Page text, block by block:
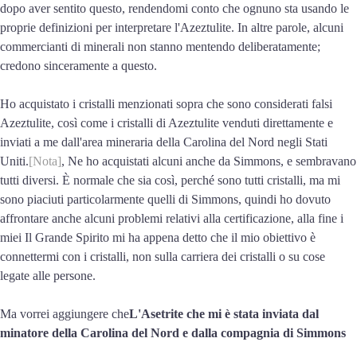
dopo aver sentito questo, rendendomi conto che ognuno sta usando le
proprie definizioni per interpretare l'Azeztulite. In altre parole, alcuni
commercianti di minerali non stanno mentendo deliberatamente;
credono sinceramente a questo.
Ho acquistato i cristalli menzionati sopra che sono considerati falsi
Azeztulite, così come i cristalli di Azeztulite venduti direttamente e
inviati a me dall'area mineraria della Carolina del Nord negli Stati
Uniti.[Nota], Ne ho acquistati alcuni anche da Simmons, e sembravano
tutti diversi. È normale che sia così, perché sono tutti cristalli, ma mi
sono piaciuti particolarmente quelli di Simmons, quindi ho dovuto
affrontare anche alcuni problemi relativi alla certificazione, alla fine i
miei Il Grande Spirito mi ha appena detto che il mio obiettivo è
connettermi con i cristalli, non sulla carriera dei cristalli o su cose
legate alle persone.
Ma vorrei aggiungere cheL'Asetrite che mi è stata inviata dal
minatore della Carolina del Nord e dalla compagnia di Simmons